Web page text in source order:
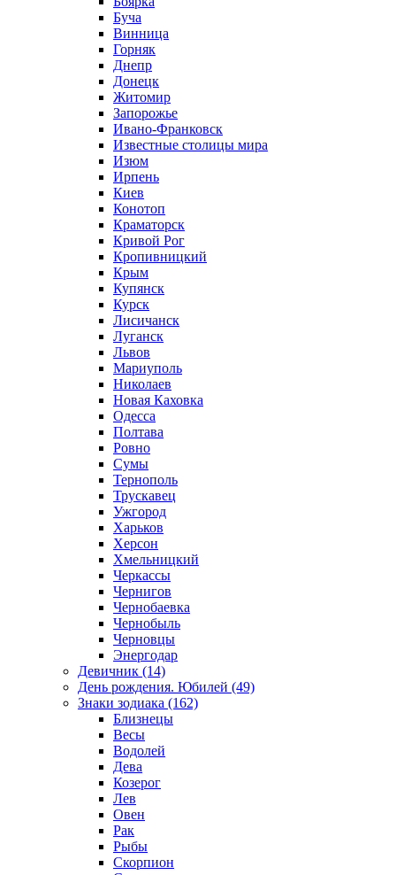
Буча
Винница
Горняк
Днепр
Донецк
Житомир
Запорожье
Ивано-Франковск
Известные столицы мира
Изюм
Ирпень
Киев
Конотоп
Краматорск
Кривой Рог
Кропивницкий
Крым
Купянск
Курск
Лисичанск
Луганск
Львов
Мариуполь
Николаев
Новая Каховка
Одесса
Полтава
Ровно
Сумы
Тернополь
Трускавец
Ужгород
Харьков
Херсон
Хмельницкий
Черкассы
Чернигов
Чернобаевка
Чернобыль
Черновцы
Энергодар
Девичник (14)
День рождения. Юбилей (49)
Знаки зодиака (162)
Близнецы
Весы
Водолей
Дева
Козерог
Лев
Овен
Рак
Рыбы
Скорпион